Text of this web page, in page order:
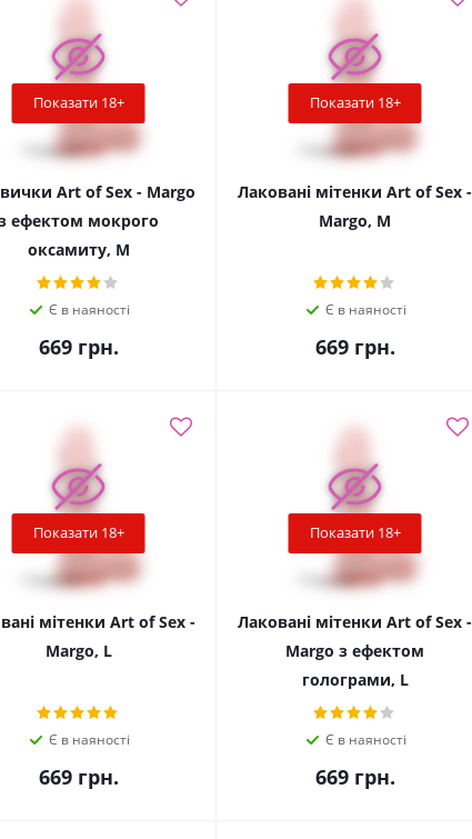
Показати 18+
Art of Sex - Margo
ефектом мокрого
оксамиту, M
Є в наяності
669грн.
Показати 18+
Лаковані мітенки Art of Sex -
Margo, M
Є в наяності
669грн.
Показати 18+
мітенки Art of Sex -
Margo, L
Є в наяності
669грн.
Показати 18+
Лаковані мітенки Art of Sex -
Margo з ефектом
голограми, L
Є в наяності
669грн.